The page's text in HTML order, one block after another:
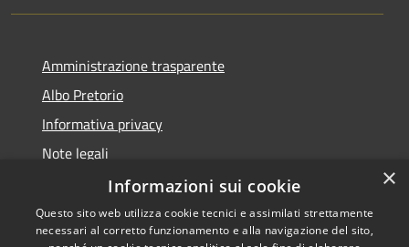
Amministrazione trasparente
Albo Pretorio
Informativa privacy
Note legali
Dichiarazione di accessibilità
×
Informazioni sui cookie
Questo sito web utilizza cookie tecnici e assimilati strettamente
necessari al corretto funzionamento e alla navigazione del sito,